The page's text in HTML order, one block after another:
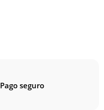
Pago seguro